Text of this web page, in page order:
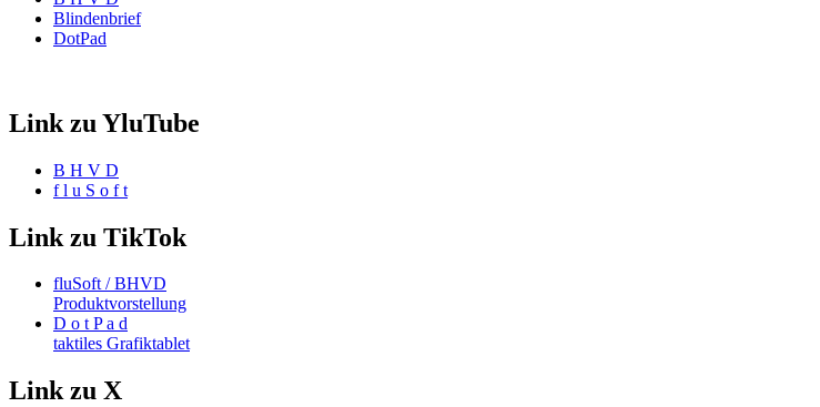
Blindenbrief
DotPad
Link zu YluTube
B H V D
f l u S o f t
Link zu TikTok
fluSoft / BHVD
Produktvorstellung
D o t P a d
taktiles Grafiktablet
Link zu X